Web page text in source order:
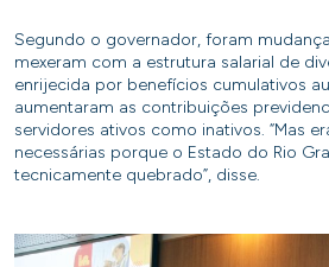
Segundo o governador, foram
mexeram com a estrutura salarial de
enrijecida por benefícios cumulativos
aumentaram as contribuições
servidores ativos como inativos. “Mas
necessárias porque o Estado do Rio
tecnicamente quebrado”, disse.